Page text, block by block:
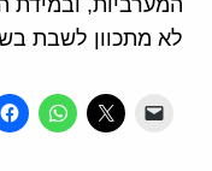
המערביות, ובמידת
לא מתכוון לשבת